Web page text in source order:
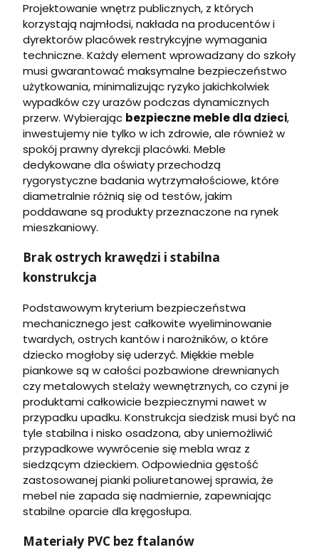
Projektowanie wnętrz publicznych, z których
korzystają najmłodsi, nakłada na producentów i
dyrektorów placówek restrykcyjne wymagania
techniczne. Każdy element wprowadzany do szkoły
musi gwarantować maksymalne bezpieczeństwo
użytkowania, minimalizując ryzyko jakichkolwiek
wypadków czy urazów podczas dynamicznych
przerw. Wybierając bezpieczne meble dla dzieci,
inwestujemy nie tylko w ich zdrowie, ale również w
spokój prawny dyrekcji placówki. Meble
dedykowane dla oświaty przechodzą
rygorystyczne badania wytrzymałościowe, które
diametralnie różnią się od testów, jakim
poddawane są produkty przeznaczone na rynek
mieszkaniowy.
Brak ostrych krawędzi i stabilna
konstrukcja
Podstawowym kryterium bezpieczeństwa
mechanicznego jest całkowite wyeliminowanie
twardych, ostrych kantów i narożników, o które
dziecko mogłoby się uderzyć. Miękkie meble
piankowe są w całości pozbawione drewnianych
czy metalowych stelaży wewnętrznych, co czyni je
produktami całkowicie bezpiecznymi nawet w
przypadku upadku. Konstrukcja siedzisk musi być na
tyle stabilna i nisko osadzona, aby uniemożliwić
przypadkowe wywrócenie się mebla wraz z
siedzącym dzieckiem. Odpowiednia gęstość
zastosowanej pianki poliuretanowej sprawia, że
mebel nie zapada się nadmiernie, zapewniając
stabilne oparcie dla kręgosłupa.
Materiały PVC bez ftalanów